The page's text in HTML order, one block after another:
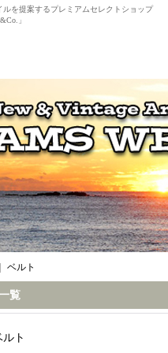
タイルを提案するプレミアムセレクトシ
」
ベルト
覧
ルト